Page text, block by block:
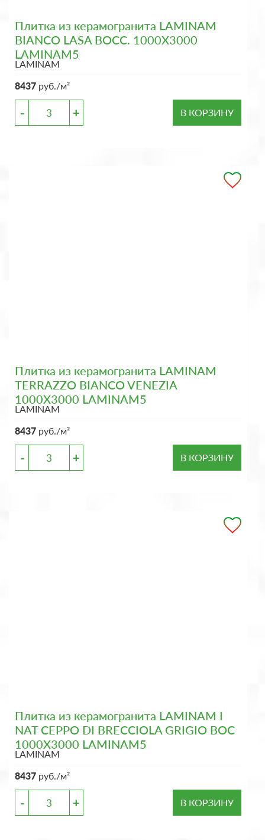
Плитка из керамогранита LAMINAM
BIANCO LASA BOCC. 1000X3000
LAMINAM5
LAMINAM
8437 руб./м²
- + В КОРЗИНУ
Плитка из керамогранита LAMINAM
TERRAZZO BIANCO VENEZIA
1000X3000 LAMINAM5
LAMINAM
8437 руб./м²
- + В КОРЗИНУ
Плитка из керамогранита LAMINAM I
NAT CEPPO DI BRECCIOLA GRIGIO BOC
1000X3000 LAMINAM5
LAMINAM
8437 руб./м²
- + В КОРЗИНУ